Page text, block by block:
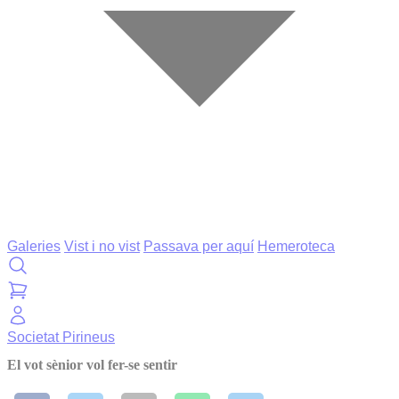
Galeries Vist i no vist Passava per aquí Hemeroteca
Societat Pirineus
El vot sènior vol fer-se sentir